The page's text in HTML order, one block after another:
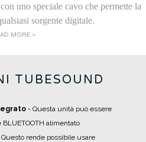
uno speciale cavo che permette la
sorgente digitale.
MORE >
TUBESOUND
- Questa unità può essere
alimentato
rende possibile usare